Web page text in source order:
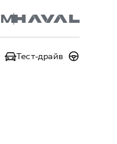
Тест-драйв